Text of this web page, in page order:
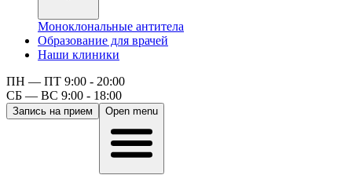
Моноклональные антитела
Образование для врачей
Наши клиники
ПН — ПТ 9:00 - 20:00
СБ — ВС 9:00 - 18:00
Запись на прием Open menu